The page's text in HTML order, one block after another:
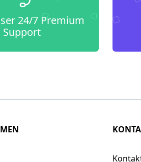
24/7 Premium
Support